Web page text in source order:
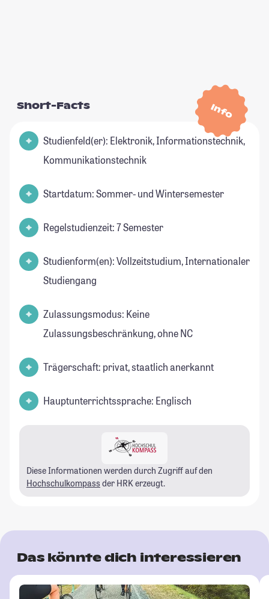
Info
Short-Facts
Studienfeld(er): Elektronik, Informationstechnik,
Kommunikationstechnik
Startdatum: Sommer- und Wintersemester
Regelstudienzeit: 7 Semester
Studienform(en): Vollzeitstudium, Internationaler
Studiengang
Zulassungsmodus: Keine
Zulassungsbeschränkung, ohne NC
Trägerschaft: privat, staatlich anerkannt
Hauptunterrichtssprache: Englisch
Diese Informationen werden durch Zugriff auf den
Hochschulkompass der HRK erzeugt.
Das könnte dich interessieren